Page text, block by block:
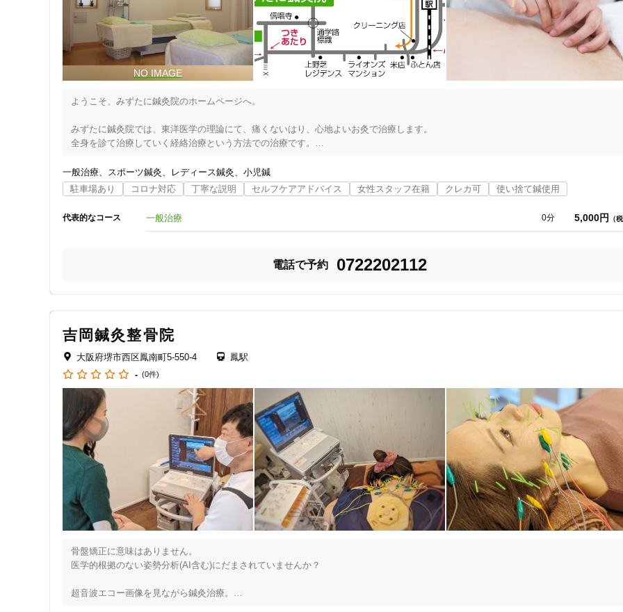
特徴・キーワード
受付時間の特徴
土日営業 20時以降OK 当日予約
通院手段の特徴
ようこそ、みずたに鍼灸院のホームページへ。
みずたに鍼灸院では、東洋医学の理論にて、痛くないはり、心地よいお灸で治療します。
全身を診て治療していく経絡治療という方法での治療です。
女性や子どもに最適な気持ちの良いやすらぐ治療です。
全身の巡りをよくすることで、病や不快な症状を治すことのできるからだ作りをします。
安心して治療をお受けいただけます。
不妊や生理不順、更年期障害など、女性特有の症状についても、安心してご相談ください。
【診療時間について】
※日曜日と祝日は休診です。土曜日は午前中診療いたしております。
※17:00以降は事前ご予約のみです。前日までにお電話ください。
ご来院前に必ず予約のお電話をお願いいたします。
０７２－２２０－２１１２
一般治療 スポーツ鍼灸 レディース鍼灸
小児鍼
駐車場あり
コロナ対応 丁寧な説明 セルフケアアドバイス 女性スタッフ在籍 クレカ可 使い捨て鍼使用
代表的なコース 一般治療 0分 5,000円 （
電話で予約 0722202112
吉岡鍼灸整骨院
大阪府堺市西区鳳南町5-550-4
鳳駅
- (0件)
骨盤矯正に意味はありません。
医学的根拠のない姿勢分析(AI含む)にだまされていませんか？
超音波エコー画像を見ながら鍼灸治療。